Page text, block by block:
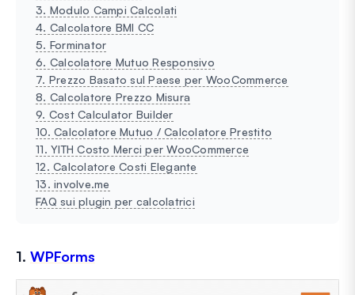
3. Modulo Campi Calcolati
4. Calcolatore BMI CC
5. Forminator
6. Calcolatore Mutuo Responsivo
7. Prezzo Basato sul Paese per WooCommerce
8. Calcolatore Prezzo Misura
9. Cost Calculator Builder
10. Calcolatore Mutuo / Calcolatore Prestito
11. YITH Costo Merci per WooCommerce
12. Calcolatore Costi Elegante
13. involve.me
FAQ sui plugin per calcolatrici
1. WPForms